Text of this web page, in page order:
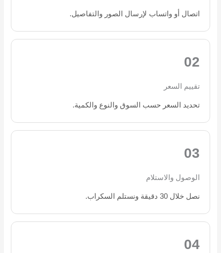
اتصال أو واتساب لإرسال الصور والتفاصيل.
02
تقييم السعر
تحديد السعر حسب السوق والنوع والكمية.
03
الوصول والاستلام
نصل خلال 30 دقيقة ونستلم السكراب.
04